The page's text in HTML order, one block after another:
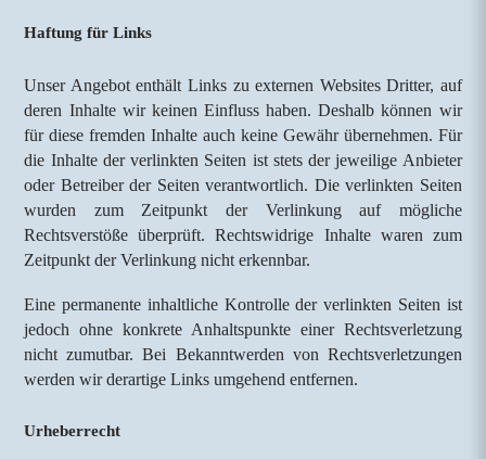
Haftung für Links
Unser Angebot enthält Links zu externen Websites Dritter, auf
deren Inhalte wir keinen Einfluss haben. Deshalb können wir
für diese fremden Inhalte auch keine Gewähr übernehmen. Für
die Inhalte der verlinkten Seiten ist stets der jeweilige Anbieter
oder Betreiber der Seiten verantwortlich. Die verlinkten Seiten
wurden zum Zeitpunkt der Verlinkung auf mögliche
Rechtsverstöße überprüft. Rechtswidrige Inhalte waren zum
Zeitpunkt der Verlinkung nicht erkennbar.
Eine permanente inhaltliche Kontrolle der verlinkten Seiten ist
jedoch ohne konkrete Anhaltspunkte einer Rechtsverletzung
nicht zumutbar. Bei Bekanntwerden von Rechtsverletzungen
werden wir derartige Links umgehend entfernen.
Urheberrecht